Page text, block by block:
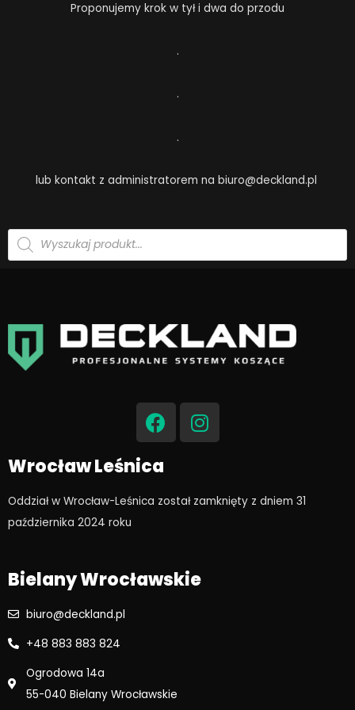
Proponujemy krok w tył i dwa do przodu
.
.
.
lub kontakt z administratorem na biuro@deckland.pl
Wyszukiwarka
produktów
F
a
c
e
b
o
I
n
s
g
Wrocław Leśnica
Oddział w Wrocław-Leśnica został zamknięty z dniem 31
października 2024 roku​
Bielany Wrocławskie
biuro@deckland.pl
+48 883 883 824
Ogrodowa 14a
55-040 Bielany Wrocławskie